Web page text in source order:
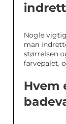
Nogle
man
størrelsen
farvepalet,
Hvem